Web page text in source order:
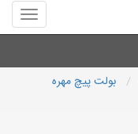
منوی
سایت
آلاتی
بولت پیچ مهره